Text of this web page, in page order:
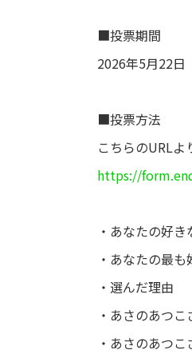
■投票期間
2026年5月22日
■投票方法
こちらのURL
https://
・あなたの好
・あなたの最
・選んだ理由
・あさのあつ
・あさのあつ